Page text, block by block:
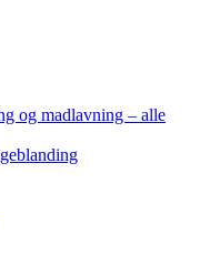
og madlavning – alle